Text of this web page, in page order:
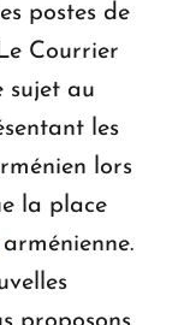
postes de
Courrier
sujet au
les
lors
la place
arménienne.